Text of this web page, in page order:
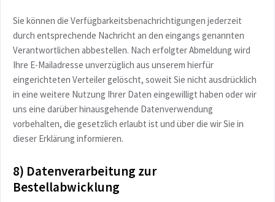
Sie können die Verfügbarkeitsbenachrichtigungen jederzeit
durch entsprechende Nachricht an den eingangs genannten
Verantwortlichen abbestellen. Nach erfolgter Abmeldung wird
Ihre E-Mailadresse unverzüglich aus unserem hierfür
eingerichteten Verteiler gelöscht, soweit Sie nicht ausdrücklich
in eine weitere Nutzung Ihrer Daten eingewilligt haben oder wir
uns eine darüber hinausgehende Datenverwendung
vorbehalten, die gesetzlich erlaubt ist und über die wir Sie in
dieser Erklärung informieren.
8) Datenverarbeitung zur
Bestellabwicklung